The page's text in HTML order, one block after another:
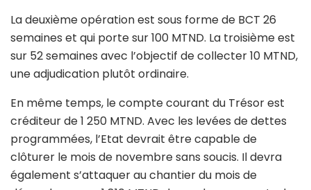
La deuxième opération est sous forme de BCT 26
semaines et qui porte sur 100 MTND. La troisième est
sur 52 semaines avec l’objectif de collecter 10 MTND,
une adjudication plutôt ordinaire.
En même temps, le compte courant du Trésor est
créditeur de 1 250 MTND. Avec les levées de dettes
programmées, l’Etat devrait être capable de
clôturer le mois de novembre sans soucis. Il devra
également s’attaquer au chantier du mois de